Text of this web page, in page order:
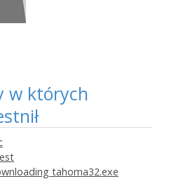
w których
tahoma32.exe